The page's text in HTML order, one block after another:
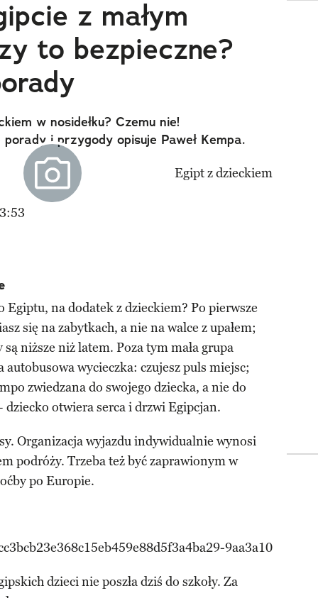
z małym
to bezpieczne?
w nosidełku? Czemu nie!
i przygody opisuje Paweł Kempa.
Egiptu, na dodatek z dzieckiem? Po pierwsze
się na zabytkach, a nie na walce z upałem;
niższe niż latem. Poza tym mała grupa
wycieczka: czujesz puls miejsc;
zwiedzana do swojego dziecka, a nie do
dziecko otwiera serca i drzwi Egipcjan.
Organizacja wyjazdu indywidualnie wynosi
podróży. Trzeba też być zaprawionym w
po Europie.
dzieci nie poszła dziś do szkoły. Za